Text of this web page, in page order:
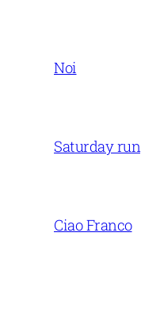
Noi
Saturday run
Ciao Franco